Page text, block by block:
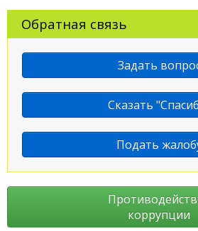
Обратная связь
Задать
Сказать
Подать
коррупции